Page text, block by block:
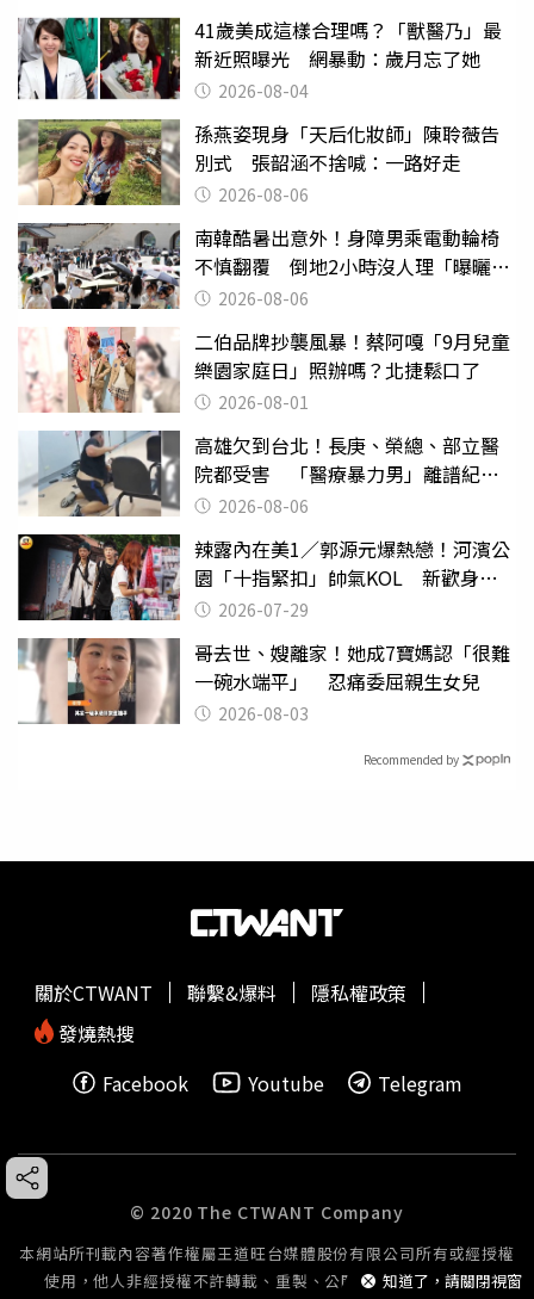
41歲美成這樣合理嗎？「獸醫乃」最
新近照曝光 網暴動：歲月忘了她
2026-08-04
孫燕姿現身「天后化妝師」陳聆薇告
別式 張韶涵不捨喊：一路好走
2026-08-06
南韓酷暑出意外！身障男乘電動輪椅
不慎翻覆 倒地2小時沒人理「曝曬
亡」2026-08-06
二伯品牌抄襲風暴！蔡阿嘎「9月兒童
樂園家庭日」照辦嗎？北捷鬆口了
2026-08-01
高雄欠到台北！長庚、榮總、部立醫
院都受害 「醫療暴力男」離譜紀錄
曝光2026-08-06
辣露內在美1／郭源元爆熱戀！河濱公
園「十指緊扣」帥氣KOL 新歡身份
曝光2026-07-29
哥去世、嫂離家！她成7寶媽認「很難
一碗水端平」 忍痛委屈親生女兒
2026-08-03
Recommended by
知道了，請關閉視窗
關於CTWANT 聯繫&爆料
隱私權政策
發燒熱搜
Facebook
Youtube Telegram
© 2020 The CTWANT Company
本網站所刊載內容著作權屬王道旺台媒體股份有限公司所有或經授權
使用，他人非經授權不許轉載、重製、公開播送或公開傳輸。